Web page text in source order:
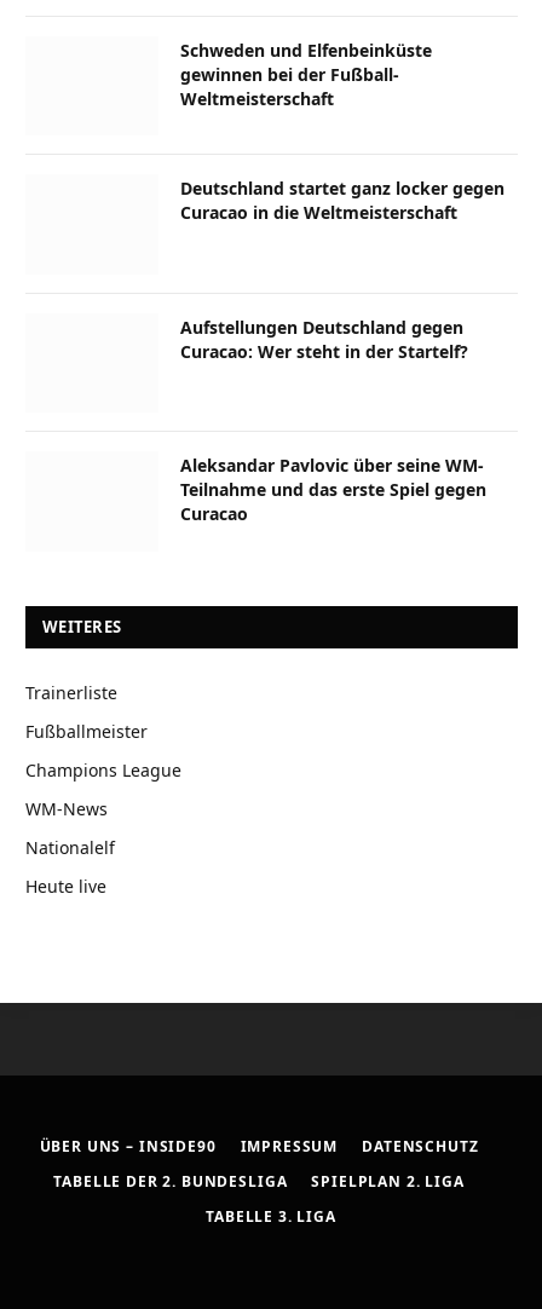
Schweden und Elfenbeinküste
gewinnen bei der Fußball-
Weltmeisterschaft
Deutschland startet ganz locker gegen
Curacao in die Weltmeisterschaft
Aufstellungen Deutschland gegen
Curacao: Wer steht in der Startelf?
Aleksandar Pavlovic über seine WM-
Teilnahme und das erste Spiel gegen
Curacao
WEITERES
Trainerliste
Fußballmeister
Champions League
WM-News
Nationalelf
Heute live
ÜBER UNS – INSIDE90 IMPRESSUM
DATENSCHUTZ
TABELLE DER 2. BUNDESLIGA
SPIELPLAN 2. LIGA
TABELLE 3. LIGA